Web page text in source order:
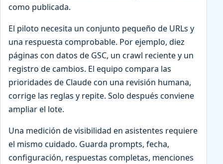
como publicada.
El piloto necesita un conjunto pequeño de URLs y
una respuesta comprobable. Por ejemplo, diez
páginas con datos de GSC, un crawl reciente y un
registro de cambios. El equipo compara las
prioridades de Claude con una revisión humana,
corrige las reglas y repite. Solo después conviene
ampliar el lote.
Una medición de visibilidad en asistentes requiere
el mismo cuidado. Guarda prompts, fecha,
configuración, respuestas completas, menciones